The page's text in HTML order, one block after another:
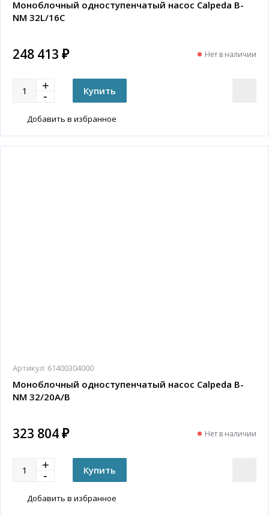
Моноблочный одноступенчатый насос Calpeda B-
NM 32L/16C
248 413 ₽ Нет в наличии
Добавить в избранное
Артикул: 61400304000
Моноблочный одноступенчатый насос Calpeda B-
NM 32/20A/B
323 804 ₽ Нет в наличии
Добавить в избранное